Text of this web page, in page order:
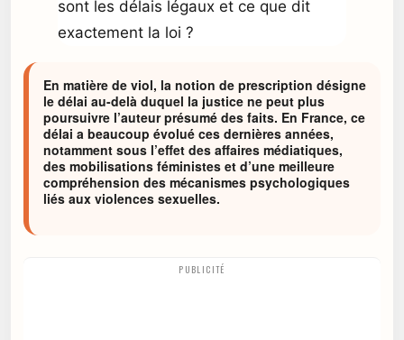
En matière de viol, la notion de prescription désigne
le délai au-delà duquel la justice ne peut plus
poursuivre l’auteur présumé des faits. En France, ce
délai a beaucoup évolué ces dernières années,
notamment sous l’effet des affaires médiatiques,
des mobilisations féministes et d’une meilleure
compréhension des mécanismes psychologiques
liés aux violences sexuelles.
PUBLICITÉ